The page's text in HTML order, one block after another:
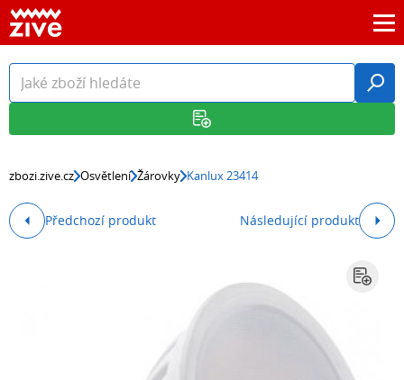
zbozi.zive.cz Osvětlení Žárovky Kanlux 23414
Předchozí produkt Následující produkt